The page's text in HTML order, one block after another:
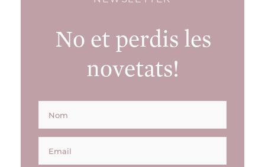
No et perdis les
novetats!